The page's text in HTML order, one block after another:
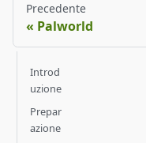
Precedente
Palworld
Introd
uzione
Prepar
azione